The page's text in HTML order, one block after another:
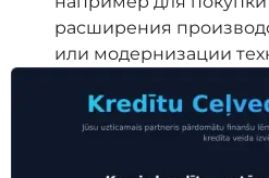
расширения
или модернизации